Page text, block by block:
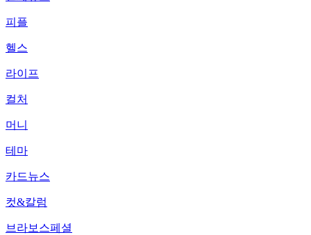
피플
헬스
라이프
컬처
머니
테마
카드뉴스
컷&칼럼
브라보스페셜